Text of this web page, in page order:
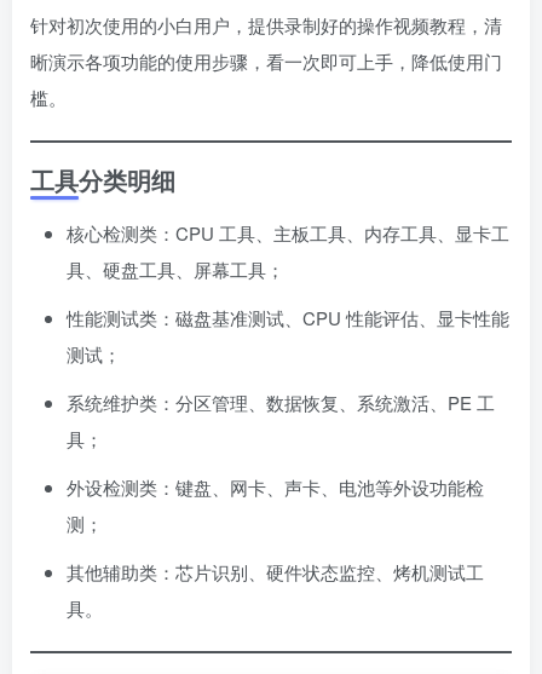
针对初次使用的小白用户，提供录制好的操作视频教程，清
晰演示各项功能的使用步骤，看一次即可上手，降低使用门
槛。
工具分类明细
核心检测类：CPU 工具、主板工具、内存工具、显卡工
具、硬盘工具、屏幕工具；
性能测试类：磁盘基准测试、CPU 性能评估、显卡性能
测试；
系统维护类：分区管理、数据恢复、系统激活、PE 工
具；
外设检测类：键盘、网卡、声卡、电池等外设功能检
测；
其他辅助类：芯片识别、硬件状态监控、烤机测试工
具。